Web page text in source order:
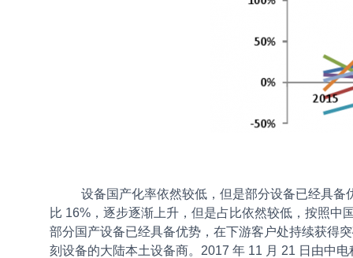
设备国产化率依然较低，但是部分设备已经具
比 16%，逐步逐渐上升，但是占比依然较低，按照中
部分国产设备已经具备优势，在下游客户处持续获得
刻设备的大陆本土设备商。2017 年 11 月 21 日由中